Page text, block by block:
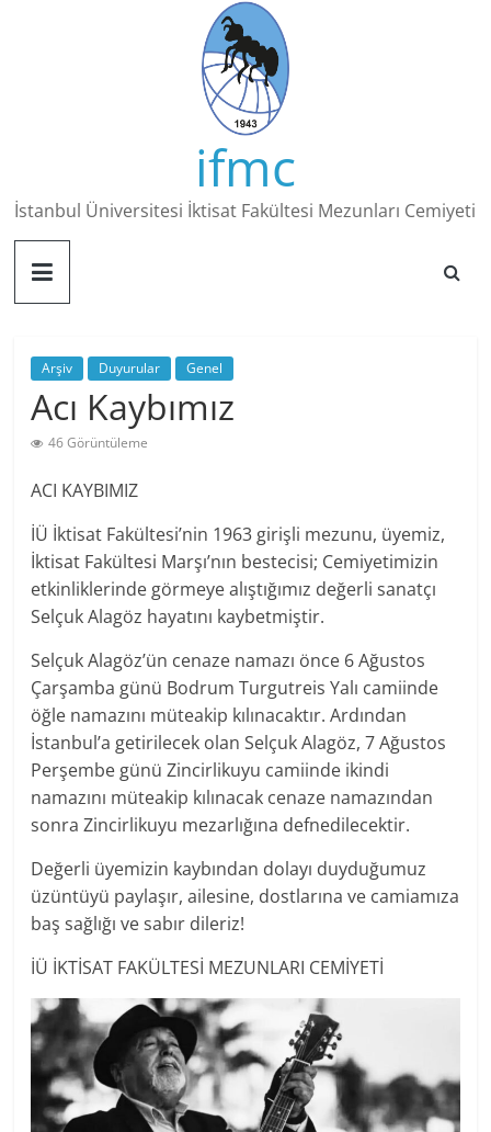
ifmc
İstanbul Üniversitesi İktisat Fakültesi Mezunları Cemiyeti
Arşiv Duyurular Genel
Acı Kaybımız
46 Görüntüleme
ACI KAYBIMIZ
İÜ İktisat Fakültesi’nin 1963 girişli mezunu, üyemiz,
İktisat Fakültesi Marşı’nın bestecisi; Cemiyetimizin
etkinliklerinde görmeye alıştığımız değerlisanatçı
Selçuk Alagöz hayatını kaybetmiştir.
Selçuk Alagöz’ün cenaze namazı önce 6 Ağustos
Çarşamba günü Bodrum Turgutreis Yalı camiinde
öğle namazını müteakip kılınacaktır. Ardından
İstanbul’a getirilecek olan Selçuk Alagöz, 7 Ağustos
Perşembe günü Zincirlikuyu camiinde ikindi
namazını müteakip kılınacak cenaze namazından
sonra Zincirlikuyu mezarlığına defnedilecektir.
Değerli üyemizin kaybından dolayı duyduğumuz
üzüntüyü paylaşır, ailesine, dostlarına ve camiamıza
baş sağlığı ve sabır dileriz!
İÜ İKTİSAT FAKÜLTESİ MEZUNLARI CEMİYETİ